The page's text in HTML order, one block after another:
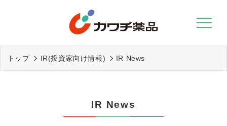
トップ IR(投資家向け情報) IR News
IR News